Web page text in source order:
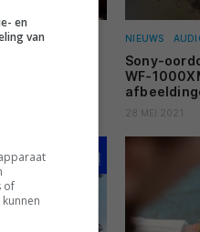
TV'S OLED TV'S NIEUWS
Sony-
WF-
28 MEI 2021
en
van
of